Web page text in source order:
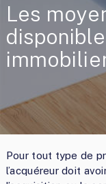
Les
Pour tout type de
l’acquéreur doit